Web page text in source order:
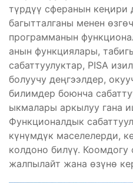
түрдүү сферанын кеңири
багытталганы менен
программанын
анын функциялары,
сабаттуулуктар, PISA
болуучу деңгээлдер,
билимдер боюнча
ыкмалары аркылуу гана
Функционалдык
күнүмдүк маселелерди,
колдоно билүү.
жалпылайт жана өзүнө